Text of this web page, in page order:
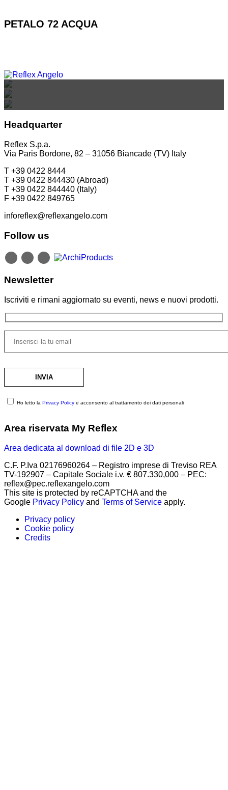
PETALO 72 ACQUA
T +39 0422 849201
REFLEX SHOWROOM MILANO
Headquarter
Reflex S.p.a.
Via Paris Bordone, 82 – 31056 Biancade (TV) Italy
T +39 0422 8444
T +39 0422 844430 (Abroad)
T +39 0422 844440 (Italy)
F +39 0422 849765
inforeflex@reflexangelo.com
Follow us
Newsletter
Iscriviti e rimani aggiornato su eventi, news e nuovi prodotti.
Ho letto la Privacy Policy e acconsento al trattamento dei dati personali
Area riservata My Reflex
Area dedicata al download di file 2D e 3D
C.F. P.Iva 02176960264 – Registro imprese di Treviso REA
TV-192907 – Capitale Sociale i.v. € 807.330,000 – PEC:
reflex@pec.reflexangelo.com
This site is protected by reCAPTCHA and the
Google Privacy Policy and Terms of Service apply.
Privacy policy
Cookie policy
Credits